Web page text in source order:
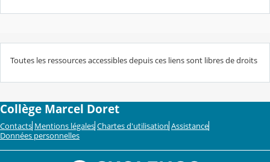
Toutes les ressources accessibles depuis ces liens sont libres de droits
Collège Marcel Doret
Contacts Mentions légales Chartes d'utilisation Assistance
Données personnelles